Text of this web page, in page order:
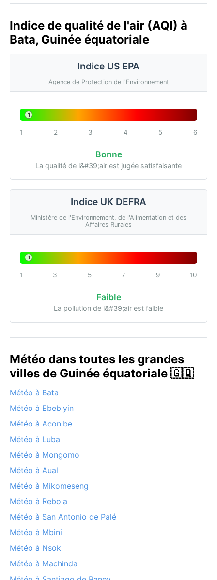
Indice de qualité de l'air (AQI) à
Bata, Guinée équatoriale
Indice US EPA
Agence de Protection de l'Environnement
1
1 2 3 4 5 6
Bonne
La qualité de l&#39;air est jugée satisfaisante
Indice UK DEFRA
Ministère de l'Environnement, de l'Alimentation et des
Affaires Rurales
1
1 3 5 7 9 10
Faible
La pollution de l&#39;air est faible
Météo dans toutes les grandes
villes de Guinée équatoriale 🇬🇶
Météo à Bata
Météo à Ebebiyin
Météo à Aconibe
Météo à Luba
Météo à Mongomo
Météo à Aual
Météo à Mikomeseng
Météo à Rebola
Météo à San Antonio de Palé
Météo à Mbini
Météo à Nsok
Météo à Machinda